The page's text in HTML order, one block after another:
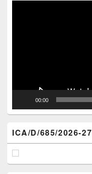
00:00
ICA/D/685/2026-27